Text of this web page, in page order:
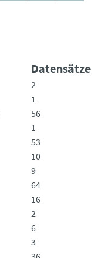
Datensätze
2
1
56
1
53
10
9
64
16
2
6
3